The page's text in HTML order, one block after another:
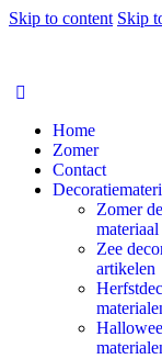
Skip to content Skip
Home
Zomer
Contact
Zomer
materiaal
Zee
artikelen